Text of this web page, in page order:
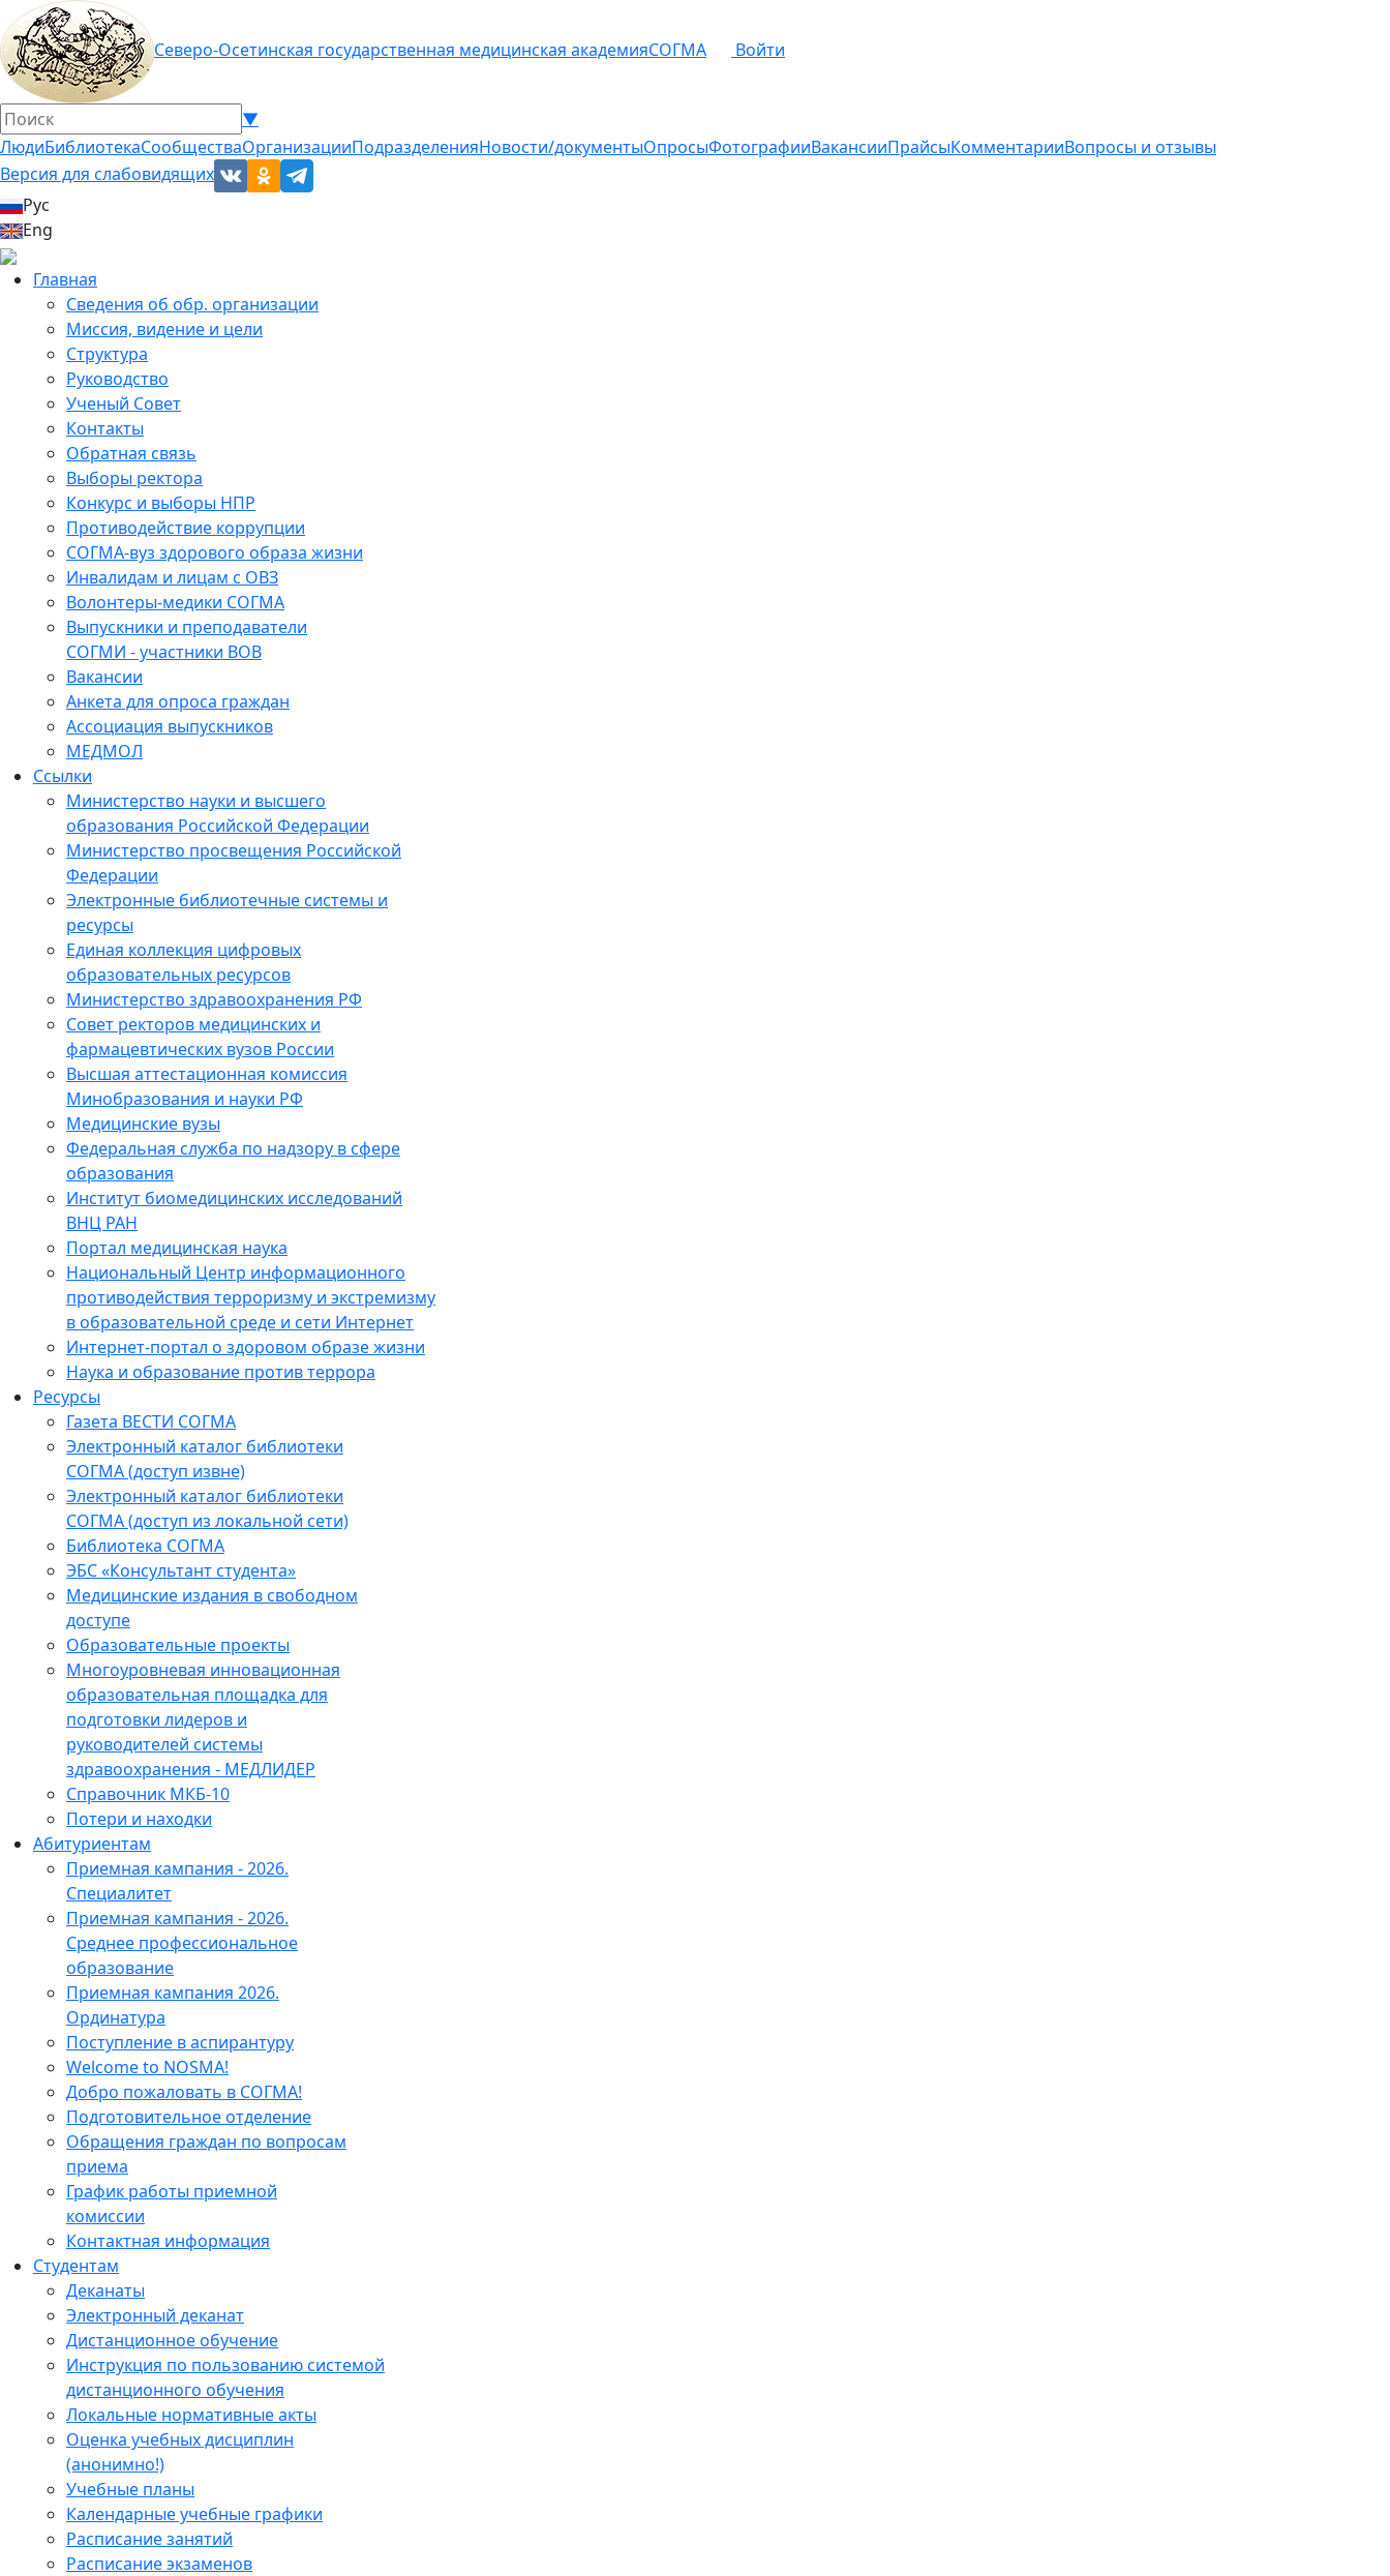
Северо-Осетинская государственная медицинская академияСОГМА Войти
▼
ЛюдиБиблиотекаСообществаОрганизацииПодразделенияНовости/документыОпросыФотографииВакансииПрайсыКомментарииВопросы и отзывы
Версия для слабовидящих
Рус
Eng
Главная
Сведения об обр. организации
Миссия, видение и цели
Структура
Руководство
Ученый Совет
Контакты
Обратная связь
Выборы ректора
Конкурс и выборы НПР
Противодействие коррупции
СОГМА-вуз здорового образа жизни
Инвалидам и лицам с ОВЗ
Волонтеры-медики СОГМА
Выпускники и преподаватели
СОГМИ - участники ВОВ
Вакансии
Анкета для опроса граждан
Ассоциация выпускников
МЕДМОЛ
Ссылки
Министерство науки и высшего
образования Российской Федерации
Министерство просвещения Российской
Федерации
Электронные библиотечные системы и
ресурсы
Единая коллекция цифровых
образовательных ресурсов
Министерство здравоохранения РФ
Совет ректоров медицинских и
фармацевтических вузов России
Высшая аттестационная комиссия
Минобразования и науки РФ
Медицинские вузы
Федеральная служба по надзору в сфере
образования
Институт биомедицинских исследований
ВНЦ РАН
Портал медицинская наука
Национальный Центр информационного
противодействия терроризму и экстремизму
в образовательной среде и сети Интернет
Интернет-портал о здоровом образе жизни
Наука и образование против террора
Ресурсы
Газета ВЕСТИ СОГМА
Электронный каталог библиотеки
СОГМА (доступ извне)
Электронный каталог библиотеки
СОГМА (доступ из локальной сети)
Библиотека СОГМА
ЭБС «Консультант студента»
Медицинские издания в свободном
доступе
Образовательные проекты
Многоуровневая инновационная
образовательная площадка для
подготовки лидеров и
руководителей системы
здравоохранения - МЕДЛИДЕР
Справочник МКБ-10
Потери и находки
Абитуриентам
Приемная кампания - 2026.
Специалитет
Приемная кампания - 2026.
Среднее профессиональное
образование
Приемная кампания 2026.
Ординатура
Поступление в аспирантуру
Welcome to NOSMA!
Добро пожаловать в СОГМА!
Подготовительное отделение
Обращения граждан по вопросам
приема
График работы приемной
комиссии
Контактная информация
Студентам
Деканаты
Электронный деканат
Дистанционное обучение
Инструкция по пользованию системой
дистанционного обучения
Локальные нормативные акты
Оценка учебных дисциплин
(анонимно!)
Учебные планы
Календарные учебные графики
Расписание занятий
Расписание экзаменов